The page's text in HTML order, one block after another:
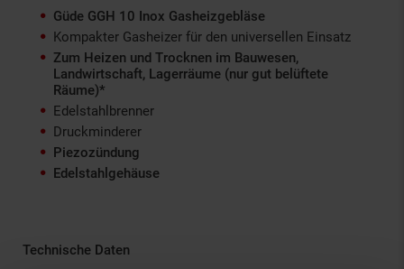
Güde GGH 10 Inox Gasheizgebläse
Kompakter Gasheizer für den universellen Einsatz
Zum Heizen und Trocknen im Bauwesen,
Landwirtschaft, Lagerräume (nur gut belüftete
Räume)*
Edelstahlbrenner
Druckminderer
Piezozündung
Edelstahlgehäuse
Technische Daten